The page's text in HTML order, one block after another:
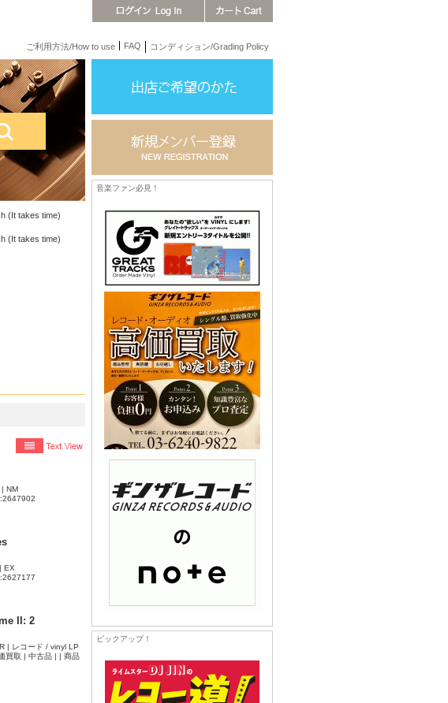
ご利用方法/How to use FAQ コンディション/Grading Policy
(It takes time)
(It takes time)
NM
EX
II: 2
| レコード / vinyl LP
買取 | 中古品 | | 商品
音楽ファン必見！
ピックアップ！